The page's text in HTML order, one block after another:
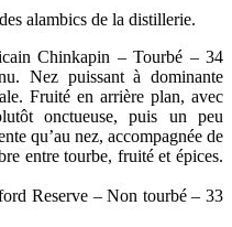
alambics de la distillerie.
Chinkapin – Tourbé – 34
Nez puissant à dominante
Fruité en arrière plan, avec
onctueuse, puis un peu
qu’au nez, accompagnée de
entre tourbe, fruité et épices.
Reserve – Non tourbé – 33